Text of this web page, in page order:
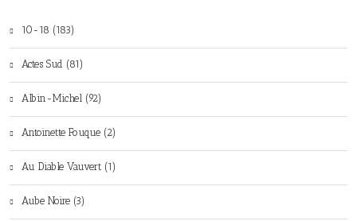
10-18 (183)
Actes Sud (81)
Albin-Michel (92)
Antoinette Fouque (2)
Au Diable Vauvert (1)
Aube Noire (3)